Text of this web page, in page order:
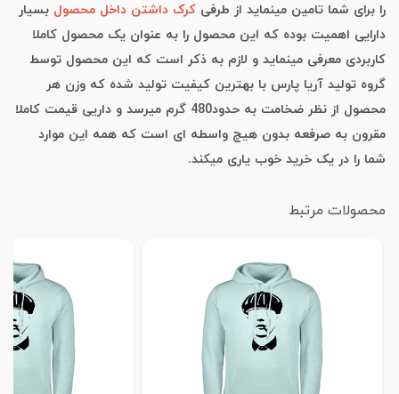
را برای شما تامین مینماید از طرفی کرک داشتن داخل محصول بسیار
دارایی اهمیت بوده که این محصول را به عنوان یک محصول کاملا
کاربردی معرفی مینماید و لازم به ذکر است که این محصول توسط
گروه تولید آریا پارس با بهترین کیفیت تولید شده که وزن هر
محصول از نظر ضخامت به حدود480 گرم میرسد و داریی قیمت کاملا
مقرون به صرفعه بدون هیچ واسطه ای است که همه این موارد
شما را در یک خرید خوب یاری میکند.
محصولات مرتبط